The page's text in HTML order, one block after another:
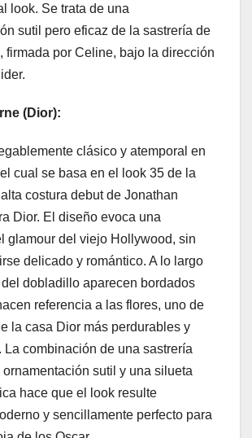
look. Se trata de una
sutil pero eficaz de la sastrería de
firmada por Celine, bajo la dirección
(Dior):
clásico y atemporal en
cual se basa en el look 35 de la
costura debut de Jonathan
Dior. El diseño evoca una
glamour del viejo Hollywood, sin
delicado y romántico. A lo largo
dobladillo aparecen bordados
referencia a las flores, uno de
la casa Dior más perdurables y
La combinación de una sastrería
ornamentación sutil y una silueta
hace que el look resulte
y sencillamente perfecto para